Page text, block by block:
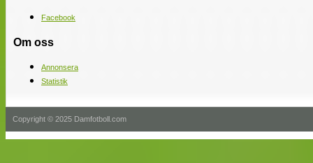
Facebook
Om oss
Annonsera
Statistik
Copyright © 2025 Damfotboll.com